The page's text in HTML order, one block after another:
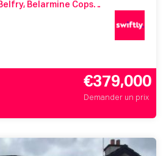
Apartment 120, The Belfry, Belarmine Copse, Belarmine, Stepaside, Dublin 18, Co. Dublin, D18 NX2K
€379,000
Demander un prix